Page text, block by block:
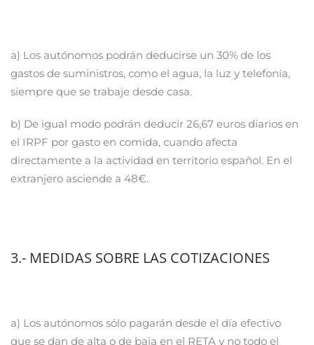
a) Los autónomos podrán deducirse un 30% de los
gastos de suministros, como el agua, la luz y telefonía,
siempre que se trabaje desde casa.
b) De igual modo podrán deducir 26,67 euros diarios en
el IRPF por gasto en comida, cuando afecta
directamente a la actividad en territorio español. En el
extranjero asciende a 48€.
3.- MEDIDAS SOBRE LAS COTIZACIONES
a) Los autónomos sólo pagarán desde el día efectivo
que se dan de alta o de baja en el RETA y no todo el